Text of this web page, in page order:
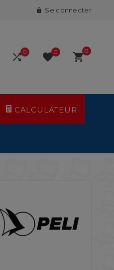
 Se connecter
0 0 
0
CALCULATEUR